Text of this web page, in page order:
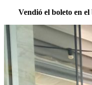
Vendió el boleto en